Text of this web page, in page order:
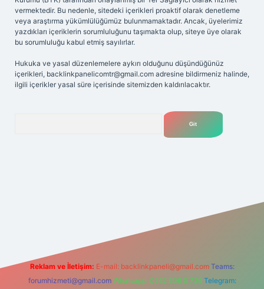
vermektedir. Bu nedenle, sitedeki içerikleri proaktif olarak denetleme
veya araştırma yükümlülüğümüz bulunmamaktadır. Ancak, üyelerimiz
yazdıkları içeriklerin sorumluluğunu taşımakta olup, siteye üye olarak
bu sorumluluğu kabul etmiş sayılırlar.
Hukuka ve yasal düzenlemelere aykırı olduğunu düşündüğünüz
içerikleri, backlinkpanelicomtr@gmail.com adresine bildirmeniz halinde,
ilgili içerikler yasal süre içerisinde sitemizden kaldırılacaktır.
Reklam ve İletişim: E-mail: backlinkpaneli@gmail.com Teams:
forumhizmeti@gmail.com Whatsapp: 0262 606 0 726 Telegram: